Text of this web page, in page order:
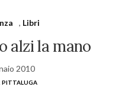
, Libri
alzi la mano
2010
pittaluga